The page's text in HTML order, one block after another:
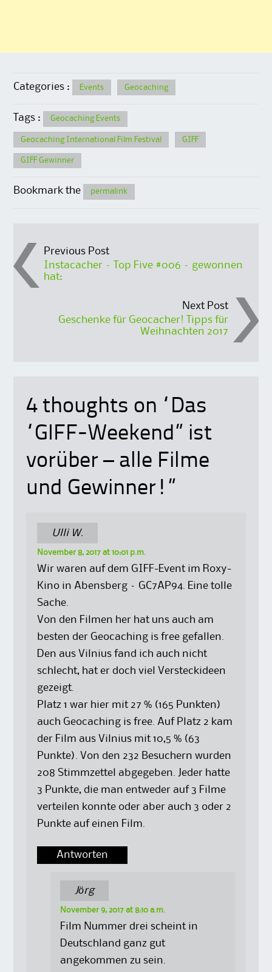
Categories : Events Geocaching
Tags : Geocaching Events
Geocaching International Film Festival GIFF
GIFF Gewinner
Bookmark the permalink
Post
navigation
Previous Post
Instacacher – Top Five #006 – gewonnen
hat:
Next Post
Geschenke für Geocacher! Tipps für
Weihnachten 2017
4 thoughts on “ Das
“GIFF-Weekend” ist
vorüber – alle Filme
und Gewinner! ”
Ulli W.
November 8, 2017 at 10:01 p.m.
Wir waren auf dem GIFF-Event im Roxy-
Kino in Abensberg – GC7AP94. Eine tolle
Sache.
Von den Filmen her hat uns auch am
besten der Geocaching is free gefallen.
Den aus Vilnius fand ich auch nicht
schlecht, hat er doch viel Versteckideen
gezeigt.
Platz 1 war hier mit 27 % (165 Punkten)
auch Geocaching is free. Auf Platz 2 kam
der Film aus Vilnius mit 10,5 % (63
Punkte). Von den 232 Besuchern wurden
208 Stimmzettel abgegeben. Jeder hatte
3 Punkte, die man entweder auf 3 Filme
verteilen konnte oder aber auch 3 oder 2
Punkte auf einen Film.
Antworten
Jörg
November 9, 2017 at 8:10 a.m.
Film Nummer drei scheint in
Deutschland ganz gut
angekommen zu sein.